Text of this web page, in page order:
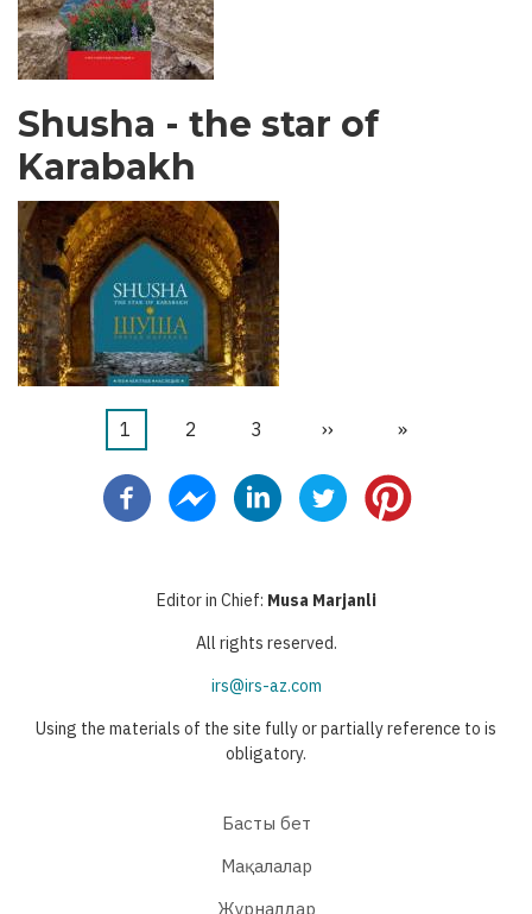
Shusha - the star of
Karabakh
Pagination
Current
1 Бет
2 Бет
3
Next
››
Last
»
Editor in Chief: Musa Marjanli
All rights reserved.
irs@irs-az.com
Using the materials of the site fully or partially reference to is
obligatory.
Басты бет
Мақалалар
Журналдар